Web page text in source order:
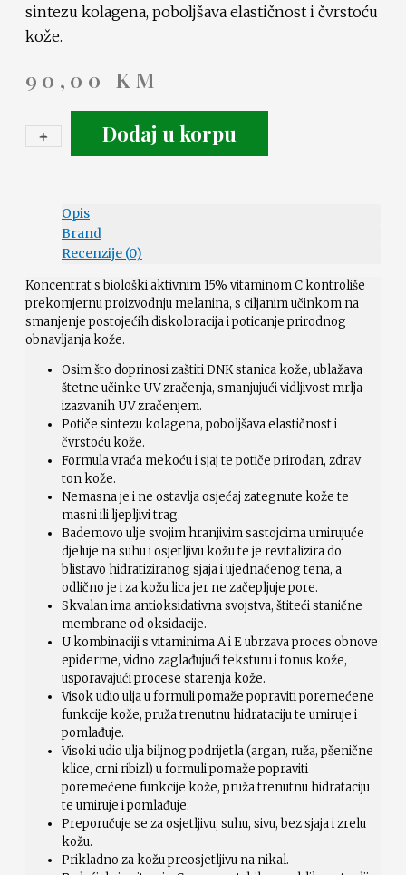
sintezu kolagena, poboljšava elastičnost i čvrstoću
kože.
90,00 KM
-
+ Dodaj u korpu
Opis
Brand
Recenzije (0)
Koncentrat s biološki aktivnim 15% vitaminom C kontroliše
prekomjernu proizvodnju melanina, s ciljanim učinkom na
smanjenje postojećih diskoloracija i poticanje prirodnog
obnavljanja kože.
Osim što doprinosi zaštiti DNK stanica kože, ublažava
štetne učinke UV zračenja, smanjujući vidljivost mrlja
izazvanih UV zračenjem.
Potiče sintezu kolagena, poboljšava elastičnost i
čvrstoću kože.
Formula vraća mekoću i sjaj te potiče prirodan, zdrav
ton kože.
Nemasna je i ne ostavlja osjećaj zategnute kože te
masni ili ljepljivi trag.
Bademovo ulje svojim hranjivim sastojcima umirujuće
djeluje na suhu i osjetljivu kožu te je revitalizira do
blistavo hidratiziranog sjaja i ujednačenog tena, a
odlično je i za kožu lica jer ne začepljuje pore.
Skvalan ima antioksidativna svojstva, štiteći stanične
membrane od oksidacije.
U kombinaciji s vitaminima A i E ubrzava proces obnove
epiderme, vidno zaglađujući teksturu i tonus kože,
usporavajući procese starenja kože.
Visok udio ulja u formuli pomaže popraviti poremećene
funkcije kože, pruža trenutnu hidrataciju te umiruje i
pomlađuje.
Visoki udio ulja biljnog podrijetla (argan, ruža, pšenične
klice, crni ribizl) u formuli pomaže popraviti
poremećene funkcije kože, pruža trenutnu hidrataciju
te umiruje i pomlađuje.
Preporučuje se za osjetljivu, suhu, sivu, bez sjaja i zrelu
kožu.
Prikladno za kožu preosjetljivu na nikal.